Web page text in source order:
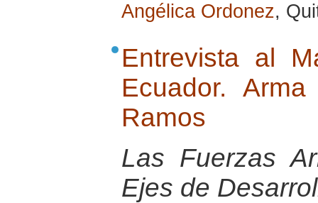
Angélica Ordonez,
Entrevista al
Ecuador.
Ramos
Las Fuerzas
Ejes de